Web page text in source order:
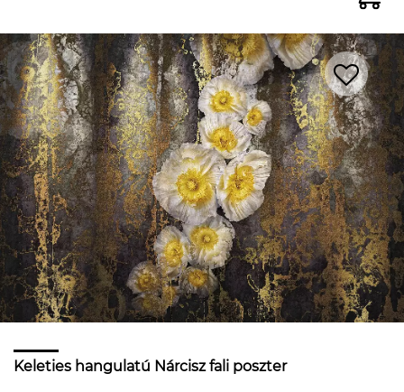
Keleties hangulatú Nárcisz fali poszter